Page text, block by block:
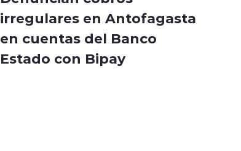
irregulares en Antofagasta
en cuentas del Banco
Estado con Bipay